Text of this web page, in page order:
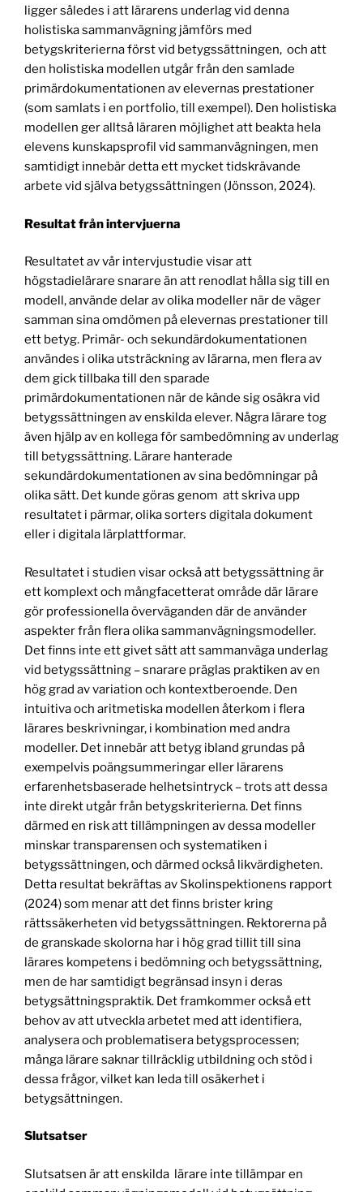
ligger således i att lärarens underlag vid denna
holistiska sammanvägning jämförs med
betygskriterierna först vid betygssättningen, och att
den holistiska modellen utgår från den samlade
primärdokumentationen av elevernas prestationer
(som samlats i en portfolio, till exempel). Den holistiska
modellen ger alltså läraren möjlighet att beakta hela
elevens kunskapsprofil vid sammanvägningen, men
samtidigt innebär detta ett mycket tidskrävande
arbete vid själva betygssättningen (Jönsson, 2024).
Resultat från intervjuerna
Resultatet av vår intervjustudie visar att
högstadielärare snarare än att renodlat hålla sig till en
modell, använde delar av olika modeller när de väger
samman sina omdömen på elevernas prestationer till
ett betyg. Primär- och sekundärdokumentationen
användes i olika utsträckning av lärarna, men flera av
dem gick tillbaka till den sparade
primärdokumentationen när de kände sig osäkra vid
betygssättningen av enskilda elever. Några lärare tog
även hjälp av en kollega för sambedömning av underlag
till betygssättning. Lärare hanterade
sekundärdokumentationen av sina bedömningar på
olika sätt. Det kunde göras genom att skriva upp
resultatet i pärmar, olika sorters digitala dokument
eller i digitala lärplattformar.
Resultatet i studien visar också att betygssättning är
ett komplext och mångfacetterat område där lärare
gör professionella överväganden där de använder
aspekter från flera olika sammanvägningsmodeller.
Det finns inte ett givet sätt att sammanväga underlag
vid betygssättning – snarare präglas praktiken av en
hög grad av variation och kontextberoende. Den
intuitiva och aritmetiska modellen återkom i flera
lärares beskrivningar, i kombination med andra
modeller. Det innebär att betyg ibland grundas på
exempelvis poängsummeringar eller lärarens
erfarenhetsbaserade helhetsintryck – trots att dessa
inte direkt utgår från betygskriterierna. Det finns
därmed en risk att tillämpningen av dessa modeller
minskar transparensen och systematiken i
betygssättningen, och därmed också likvärdigheten.
Detta resultat bekräftas av Skolinspektionens rapport
(2024) som menar att det finns brister kring
rättssäkerheten vid betygssättningen. Rektorerna på
de granskade skolorna har i hög grad tillit till sina
lärares kompetens i bedömning och betygssättning,
men de har samtidigt begränsad insyn i deras
betygsättningspraktik. Det framkommer också ett
behov av att utveckla arbetet med att identifiera,
analysera och problematisera betygsprocessen;
många lärare saknar tillräcklig utbildning och stöd i
dessa frågor, vilket kan leda till osäkerhet i
betygsättningen.
Slutsatser
Slutsatsen är att enskilda lärare inte tillämpar en